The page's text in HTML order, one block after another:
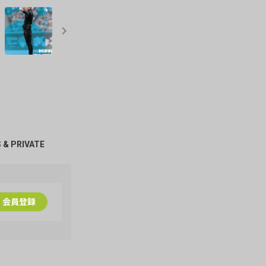
& PRIVATE
会員登録